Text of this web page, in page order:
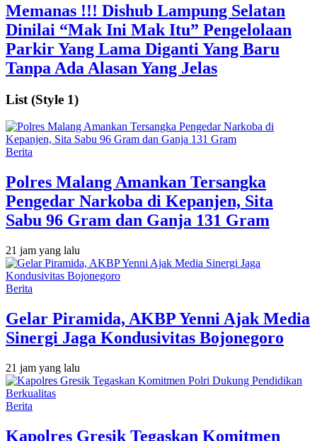
Memanas !!! Dishub Lampung Selatan
Dinilai “Mak Ini Mak Itu” Pengelolaan
Parkir Yang Lama Diganti Yang Baru
Tanpa Ada Alasan Yang Jelas
List (Style 1)
Berita
Polres Malang Amankan Tersangka
Pengedar Narkoba di Kepanjen, Sita
Sabu 96 Gram dan Ganja 131 Gram
21 jam yang lalu
Berita
Gelar Piramida, AKBP Yenni Ajak Media
Sinergi Jaga Kondusivitas Bojonegoro
21 jam yang lalu
Berita
Kapolres Gresik Tegaskan Komitmen